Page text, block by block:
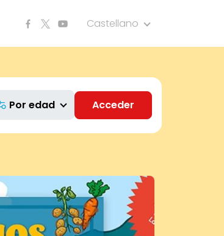
Castellano
Por edad Acceder